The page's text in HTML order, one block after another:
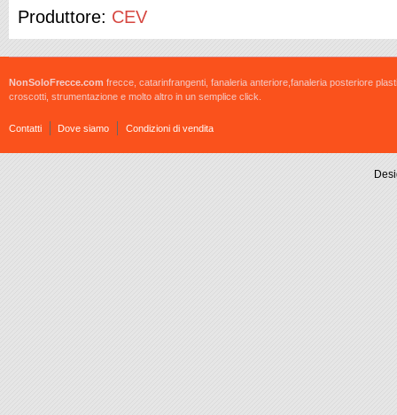
Produttore: CEV
NonSoloFrecce.com frecce, catarinfrangenti, fanaleria anteriore,fanaleria posteriore
croscotti, strumentazione e molto altro in un semplice click.
Contatti Dove siamo Condizioni di vendita